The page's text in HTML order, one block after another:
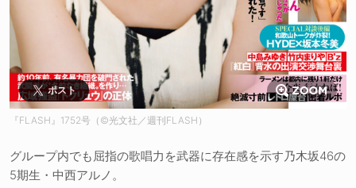
ポスト
『FLASH』1752号（©️光文社／週刊FLASH）
グループ内でも屈指の歌唱力を武器に存在感を示す乃木坂46の
5期生・中西アルノ。